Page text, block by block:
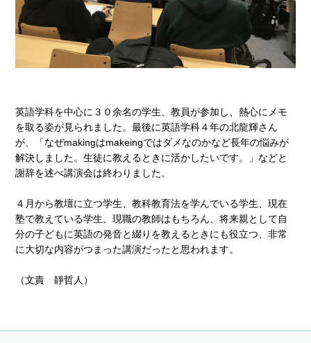
英語学科を中心に３０余名の学生、教員が参加し、熱心にメモ
を取る姿が見られました。最後に英語学科４年の北龍輝さん
が、「なぜmakingはmakeingではダメなのかなど長年の悩みが
解決しました。生徒に教えるときに活かしたいです。」などと
謝辞を述べ講演会は終わりました。
４月から教壇に立つ学生、教科教育法を学んでいる学生、現在
塾で教えている学生、現職の教師はもちろん、将来親として自
分の子どもに英語の発音と綴りを教えるときにも役立つ、非常
に大切な内容がつまった講演だったと思われます。
（文責 靜哲人）